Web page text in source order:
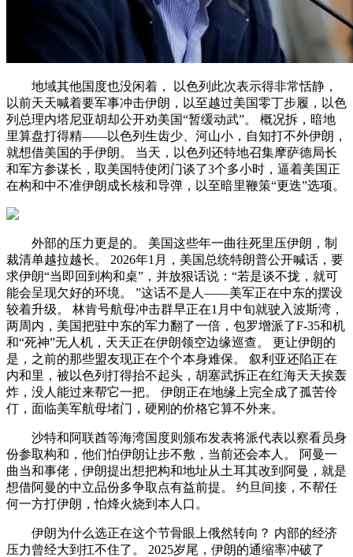
地域其他国度也没闲着， 以色列此次表示得非常恬静，
以前天天喊着要军事冲击伊朗，以至越过美国零丁步履，以色
列总理内塔尼亚胡却公开劝美国“暂缓动武”。 概况拆，暗地
里算盘打得精——以色列生齿少、河山小，自知打不外伊朗，
就想借美国的手伊朗。 当天，以色列还特地召集摩萨德局长
和军方参谋长，取美国特使闭门谈了3个多小时，逼着美国正
在构和中不准伊朗成长核和导弹，以至暗里鞭策“更迭”选项。
外部的压力更是的。 美国这些年一曲往死里压伊朗，制
裁清单越拉越长。 2026年1月，美国总统特朗普公开喊话，要
求伊朗“当即回到构和桌”，并放狠话说：“若是谈不拢，就可
能会呈现欠好的环境。 ”这话不是人——美军正在中东的摆设
较着升级。 林肯号航母冲击群早正在1月中旬就驶入波斯湾，
两周内，美国把驻中东的军力翻了一倍，包罗增派了F-35和机
和“死神”无人机，天天正在伊朗领空边缘巡查。 更让伊朗的
是，之前的那些盟友现正在个个本身难保。 叙利亚还陷正在
内和里，被以色列打得抬不起头，胡塞武拆正在红海天天挨轰
炸，没人能过来帮它一把。 伊朗正在地缘上完全成了孤苦伶
仃，面临美军航母堵门，硬刚的价格它算不外来。
沙特和阿联酋等海湾国度则颁布发表将派代表以察看员身
份参取构和，他们怕伊朗让步不敷，当前还会本人。 阿曼一
曲当和事佬，伊朗提出想把构和地址从土耳其改到阿曼，就是
想借阿曼的中立品份多争取点有益前提。 约旦间接，不帮任
何一方打伊朗，怕烽火烧到本人口。
伊朗为什么选正在这个节骨眼上俄然转向？ 内部的经济
压力曾经大到扛不住了。 2025岁尾，伊朗的通缩率冲破了